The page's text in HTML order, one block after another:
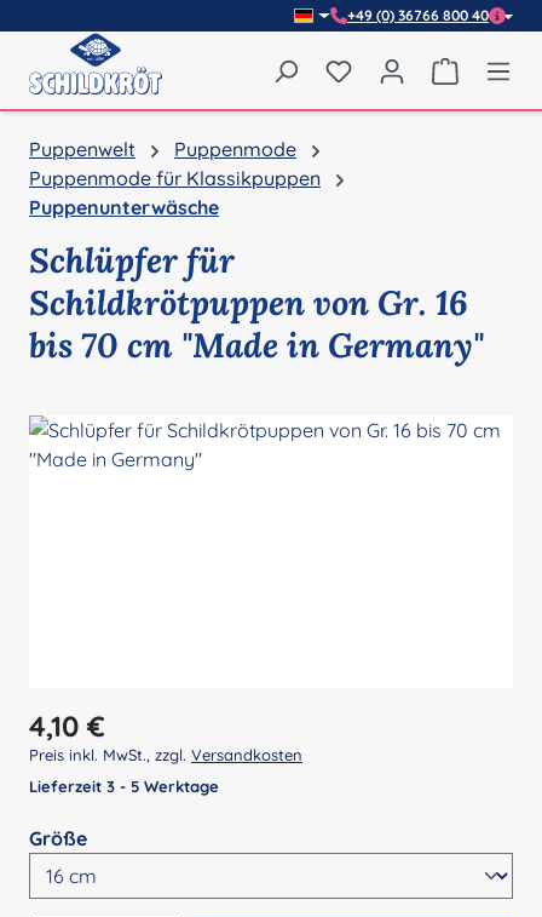
+49 (0) 36766 800 40
Du hast 0 Produkte
Puppenwelt
Puppenmode
Puppenmode für Klassikpuppen
Puppenunterwäsche
Schlüpfer für
Schildkrötpuppen von Gr. 16
bis 70 cm "Made in Germany"
Regulärer Preis:
4,10 €
Preis inkl. MwSt., zzgl. Versandkosten
Lieferzeit 3 - 5 Werktage
Größeauswählen